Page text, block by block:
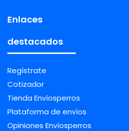
Enlaces
destacados
Regístrate
Cotizador
Tienda Envíosperros
Plataforma de envíos
Opiniones Envíosperros